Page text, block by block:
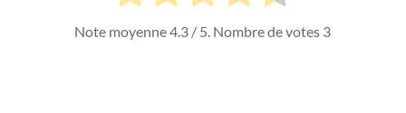
Note moyenne4.3 / 5. Nombre de votes 3